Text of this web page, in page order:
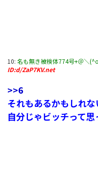
10: 名も無き被検体774号+＠＼
ID:d/ZaP7KV.net
>>6
それもあるかもしれな
自分じゃビッチって